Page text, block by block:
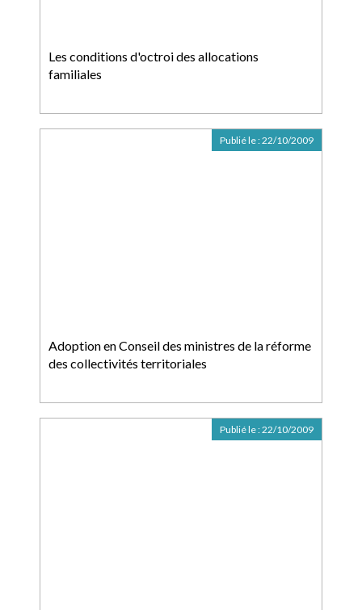
Les conditions d'octroi des allocations
familiales
Adoption en Conseil des ministres de la réforme
des collectivités territoriales
Publié le :22/10/2009
Publié le :22/10/2009